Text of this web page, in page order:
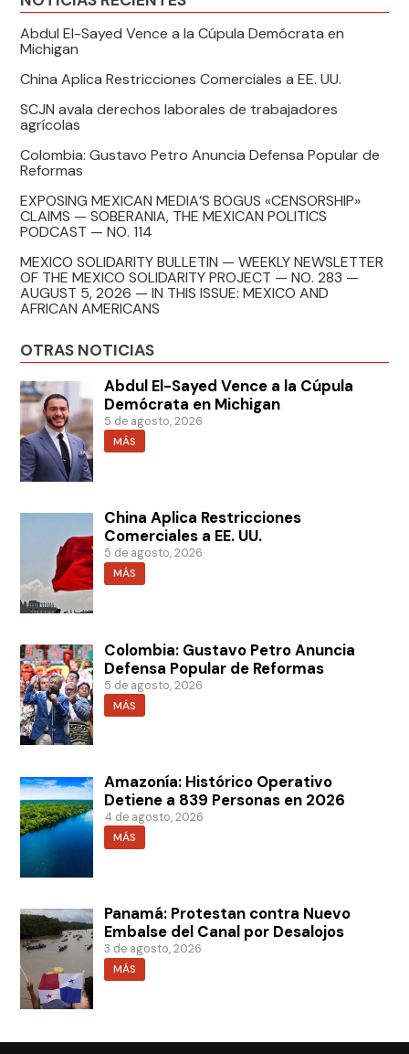
Abdul El-Sayed Vence a la Cúpula Demócrata en
Michigan
China Aplica Restricciones Comerciales a EE. UU.
SCJN avala derechos laborales de trabajadores
agrícolas
Colombia: Gustavo Petro Anuncia Defensa Popular de
Reformas
EXPOSING MEXICAN MEDIA’S BOGUS «CENSORSHIP»
CLAIMS — SOBERANIA, THE MEXICAN POLITICS
PODCAST — NO. 114
MEXICO SOLIDARITY BULLETIN — WEEKLY NEWSLETTER
OF THE MEXICO SOLIDARITY PROJECT — NO. 283 —
AUGUST 5, 2026 — IN THIS ISSUE: MEXICO AND
AFRICAN AMERICANS
OTRAS NOTICIAS
Abdul El-Sayed Vence a la Cúpula
Demócrata en Michigan
5 de agosto, 2026
MÁS
China Aplica Restricciones
Comerciales a EE. UU.
5 de agosto, 2026
MÁS
Colombia: Gustavo Petro Anuncia
Defensa Popular de Reformas
5 de agosto, 2026
MÁS
Amazonía: Histórico Operativo
Detiene a 839 Personas en 2026
4 de agosto, 2026
MÁS
Panamá: Protestan contra Nuevo
Embalse del Canal por Desalojos
3 de agosto, 2026
MÁS